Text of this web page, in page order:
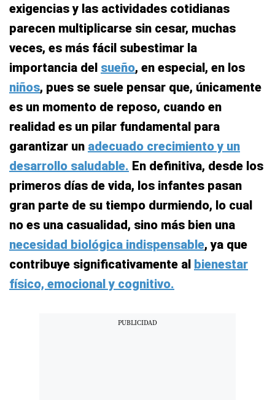
exigencias y las actividades cotidianas
parecen multiplicarse sin cesar, muchas
veces, es más fácil subestimar la
importancia del sueño, en especial, en los
niños, pues se suele pensar que, únicamente
es un momento de reposo, cuando en
realidad es un pilar fundamental para
garantizar un adecuado crecimiento y un
desarrollo saludable. En definitiva, desde los
primeros días de vida, los infantes pasan
gran parte de su tiempo durmiendo, lo cual
no es una casualidad, sino más bien una
necesidad biológica indispensable, ya que
contribuye significativamente al bienestar
físico, emocional y cognitivo.